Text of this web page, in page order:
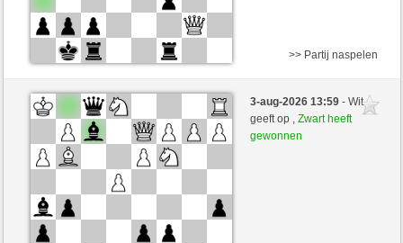
Wit
UliChess (1264) (-1)
Zwart
Simonio (1799) (+1)
Speelduur: 6 minutes/side + 0 seconds/move
Partij telt mee voor de ranglijst
>> Partij naspelen
3-aug-2026 13:59- Wit
geeft op ,Zwart heeft
gewonnen